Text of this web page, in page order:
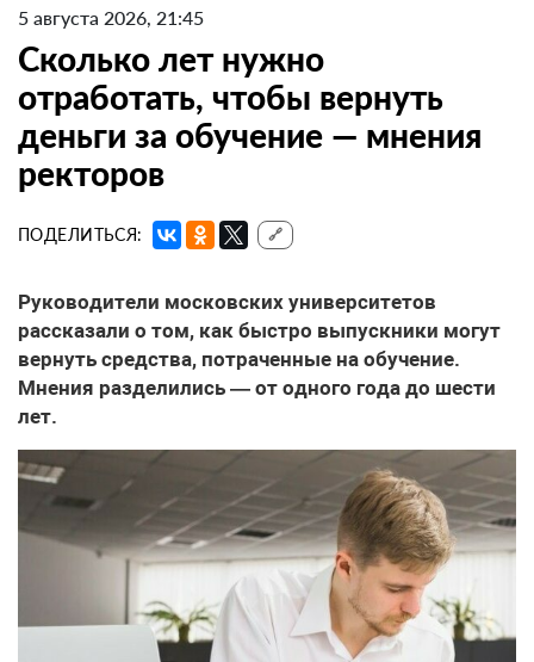
5 августа 2026, 21:45
Сколько лет нужно
отработать, чтобы вернуть
деньги за обучение — мнения
ректоров
ПОДЕЛИТЬСЯ: 🔗
Руководители московских университетов
рассказали о том, как быстро выпускники могут
вернуть средства, потраченные на обучение.
Мнения разделились — от одного года до шести
лет.